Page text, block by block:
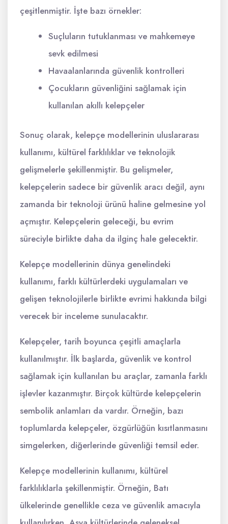
çeşitlenmiştir. İşte bazı örnekler:
Suçluların tutuklanması ve mahkemeye
sevk edilmesi
Havaalanlarında güvenlik kontrolleri
Çocukların güvenliğini sağlamak için
kullanılan akıllı kelepçeler
Sonuç olarak, kelepçe modellerinin uluslararası
kullanımı, kültürel farklılıklar ve teknolojik
gelişmelerle şekillenmiştir. Bu gelişmeler,
kelepçelerin sadece bir güvenlik aracı değil, aynı
zamanda bir teknoloji ürünü haline gelmesine yol
açmıştır. Kelepçelerin geleceği, bu evrim
süreciyle birlikte daha da ilginç hale gelecektir.
Kelepçe modellerinin dünya genelindeki
kullanımı, farklı kültürlerdeki uygulamaları ve
gelişen teknolojilerle birlikte evrimi hakkında bilgi
verecek bir inceleme sunulacaktır.
Kelepçeler, tarih boyunca çeşitli amaçlarla
kullanılmıştır. İlk başlarda, güvenlik ve kontrol
sağlamak için kullanılan bu araçlar, zamanla farklı
işlevler kazanmıştır. Birçok kültürde kelepçelerin
sembolik anlamları da vardır. Örneğin, bazı
toplumlarda kelepçeler, özgürlüğün kısıtlanmasını
simgelerken, diğerlerinde güvenliği temsil eder.
Kelepçe modellerinin kullanımı, kültürel
farklılıklarla şekillenmiştir. Örneğin, Batı
ülkelerinde genellikle ceza ve güvenlik amacıyla